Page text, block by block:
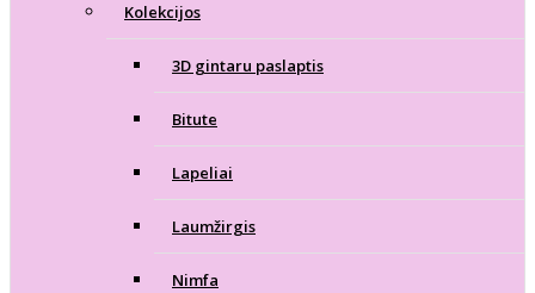
Kolekcijos
3D gintaru paslaptis
Bitute
Lapeliai
Laumžirgis
Nimfa